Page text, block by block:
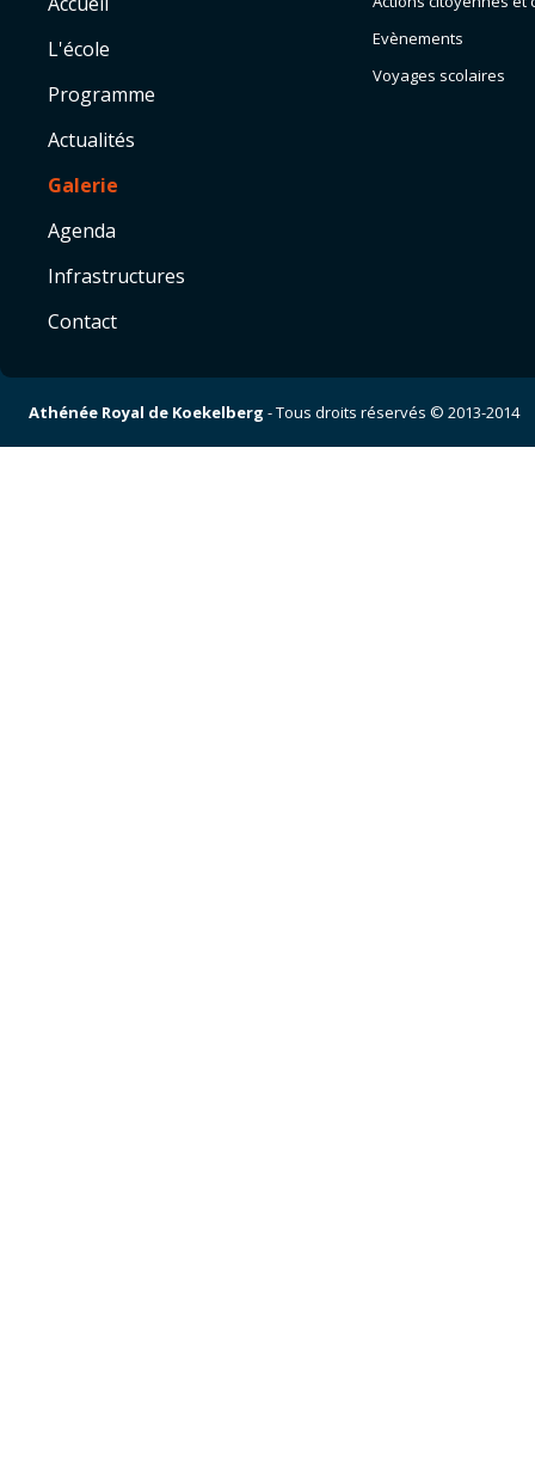
L'école
Programme
Actualités
Galerie
Agenda
Infrastructures
Contact
Evènements
Voyages scolaires
Athénée Royal de Koekelberg - Tous droits réservés © 2013-2014